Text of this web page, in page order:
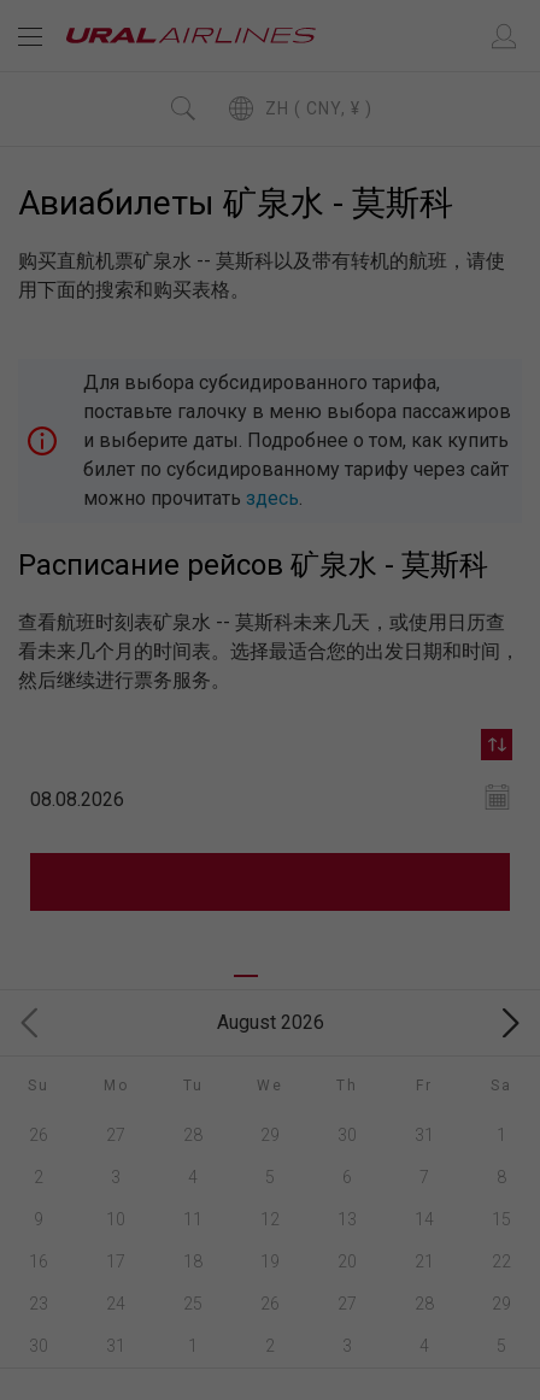
ZH ( CNY, ¥ )
Авиабилеты 矿泉水 - 莫斯科
购买直航机票矿泉水 -- 莫斯科以及带有转机的航班，请使
用下面的搜索和购买表格。
Для выбора субсидированного тарифа,
поставьте галочку в меню выбора пассажиров
и выберите даты. Подробнее о том, как купить
билет по субсидированному тарифу через сайт
можно прочитать здесь.
Расписание рейсов 矿泉水 - 莫斯科
查看航班时刻表矿泉水 -- 莫斯科未来几天，或使用日历查
看未来几个月的时间表。选择最适合您的出发日期和时间，
然后继续进行票务服务。
August 2026
Su Mo Tu We Th Fr Sa
26 27 28 29 30 31 1
2 3 4 5 6 7 8
9 10 11 12 13 14 15
16 17 18 19 20 21 22
23 24 25 26 27 28 29
30 31 1 2 3 4 5